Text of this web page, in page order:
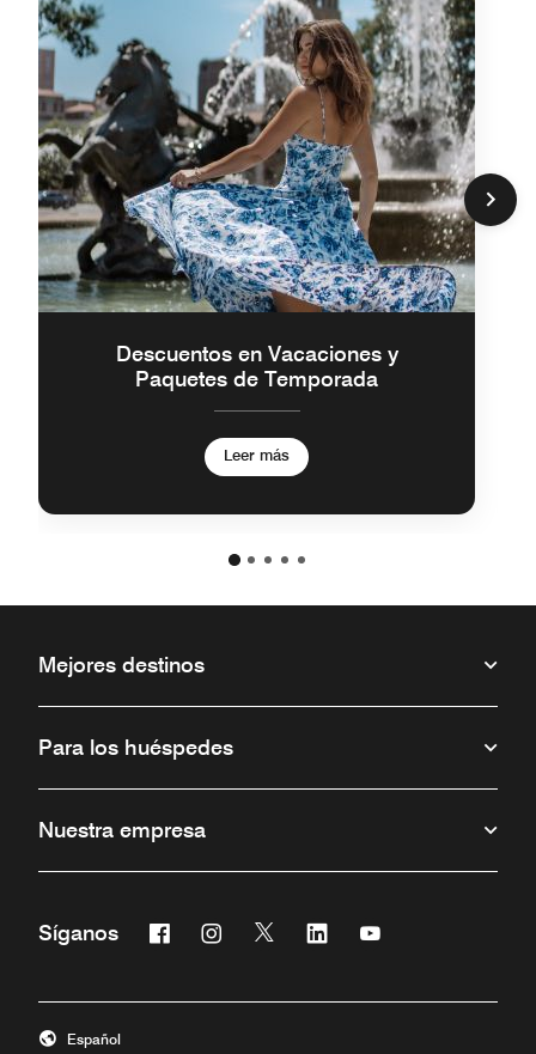
Descuentos en Vacaciones y
Paquetes de Temporada
Leer más
Mejores destinos
Para los huéspedes
Nuestra empresa
Síganos Facebook
Abre una ventana nueva
Instagram
Abre una ventana nueva
Twitter
Abre una ventana nueva
Linkedin
Abre una ventana nueva
Abre una ventana
Español